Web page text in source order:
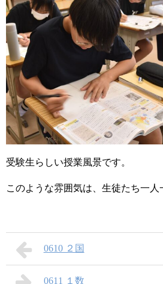
受験生らしい授業風景です。
このような雰囲気は、生徒たち一人
0610 ２国
0611 １数